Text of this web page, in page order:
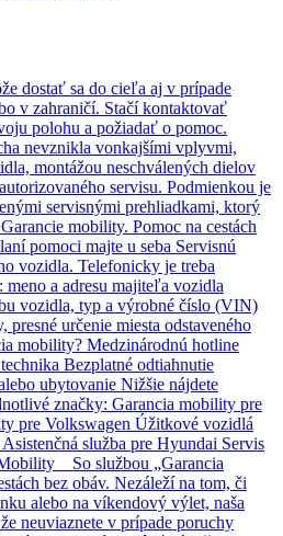
dostať sa do cieľa aj v prípade
v zahraničí. Stačí kontaktovať
polohu a požiadať o pomoc.
nevznikla vonkajšími vplyvmi,
montážou neschválených dielov
servisu. Podmienkou je
servisnými prehliadkami, ktorý
mobility. Pomoc na cestách
pomoci majte u seba Servisnú
vozidla. Telefonicky je treba
a adresu majiteľa vozidla
vozidla, typ a výrobné číslo (VIN)
určenie miesta odstaveného
mobility? Medzinárodnú hotline
Bezplatné odtiahnutie
ubytovanie Nižšie nájdete
značky: Garancia mobility pre
pre Volkswagen Úžitkové vozidlá
služba pre Hyundai Servis
So službou „Garancia
bez obáv. Nezáleží na tom, či
alebo na víkendový výlet, naša
neuviaznete v prípade poruchy